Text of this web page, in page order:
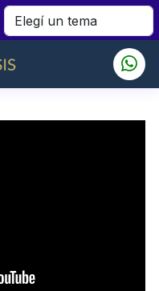
Y DHARMA